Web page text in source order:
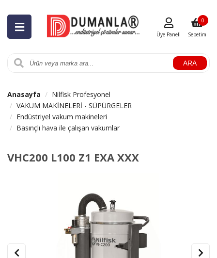
ARA
Üye Paneli Sepetim
0
Anasayfa
Nilfisk Profesyonel
VAKUM MAKİNELERİ - SÜPÜRGELER
Endüstriyel vakum makineleri
Basınçlı hava ile çalışan vakumlar
VHC200 L100 Z1 EXA XXX